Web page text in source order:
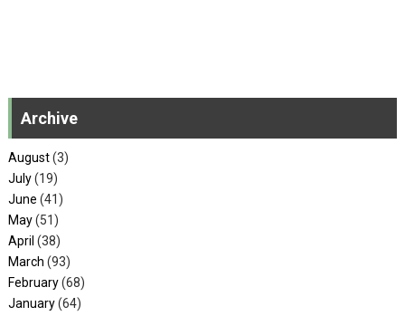
Archive
August(3)
July(19)
June (41)
May(51)
April (38)
March (93)
February(68)
January(64)